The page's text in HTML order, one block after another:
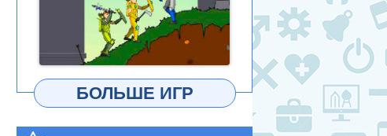
ИГРАТЬ
БОЛЬШЕ ИГР